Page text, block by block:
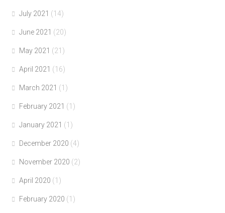
July 2021 (14)
June 2021 (20)
May 2021 (21)
April 2021 (16)
March 2021 (1)
February 2021 (1)
January 2021 (1)
December 2020 (4)
November 2020 (2)
April 2020 (1)
February 2020 (1)